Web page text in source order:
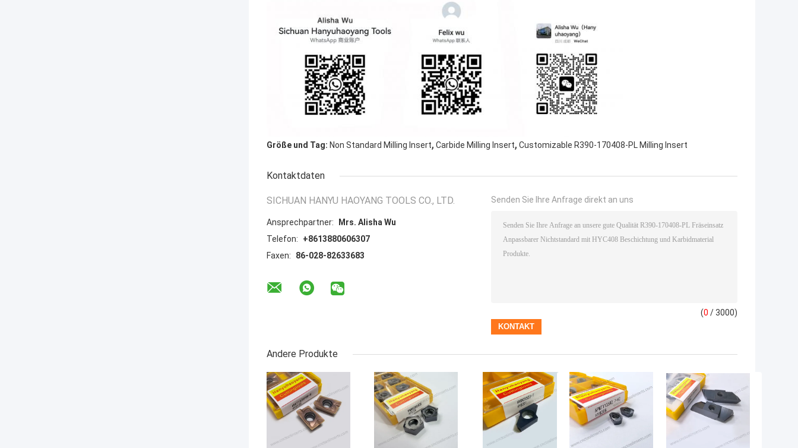
Größe und Tag: Non Standard Milling Insert, Carbide Milling Insert, Customizable R390-170408-PL Milling Insert
Kontaktdaten
SICHUAN HANYU HAOYANG TOOLS CO., LTD.
Ansprechpartner:
Mrs. Alisha Wu
Telefon:
+8613880606307
Faxen:
86-028-82633683
Senden Sie Ihre Anfrage direkt an uns
(0 / 3000)
Andere Produkte